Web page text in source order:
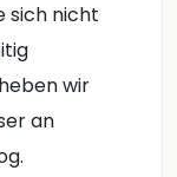
sich nicht
wir
an